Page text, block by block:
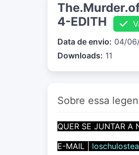
4-EDITH
Data de envio: 04/
Downloads: 11
Sobre essa
QUER SE JUNTAR A
E-MAIL |